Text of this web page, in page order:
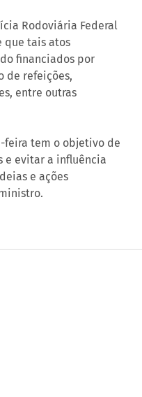
Rodoviária Federal
que tais atos
financiados por
de refeições,
entre outras
feira tem o objetivo de
e evitar a influência
e ações